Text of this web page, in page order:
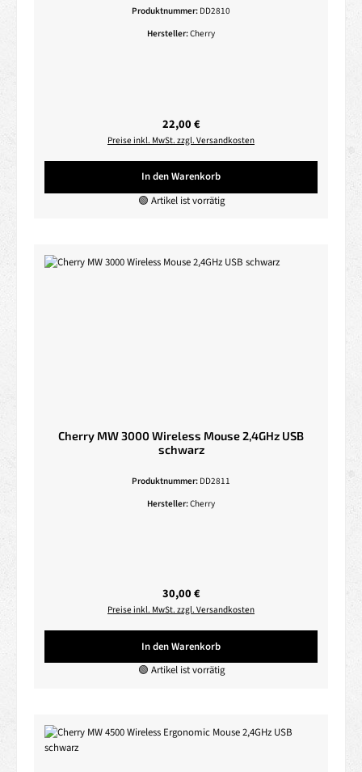
Produktnummer: DD2810
Hersteller:Cherry
Regulärer Preis:
22,00 €
Preise inkl. MwSt. zzgl. Versandkosten
In den Warenkorb
🟢 Artikel ist vorrätig
Cherry MW 3000 Wireless Mouse 2,4GHz USB
schwarz
Produktnummer: DD2811
Hersteller:Cherry
Regulärer Preis:
30,00 €
Preise inkl. MwSt. zzgl. Versandkosten
In den Warenkorb
🟢 Artikel ist vorrätig